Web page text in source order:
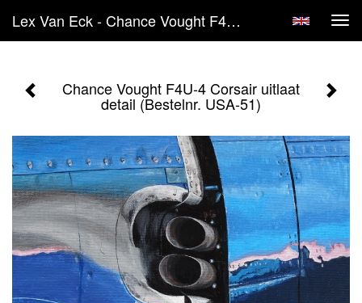
Lex Van Eck - Chance Vought F4U-4 Corsair Uitlaat Detail (Bestelnr. USA-51)
Chance Vought F4U-4 Corsair uitlaat
detail (Bestelnr. USA-51)